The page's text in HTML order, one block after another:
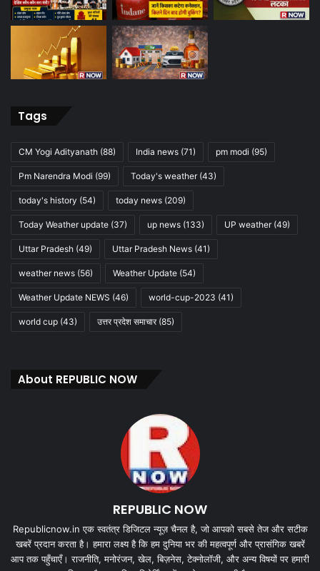
Tags
CM Yogi Adityanath (88) India news (71) pm modi (95)
Pm Narendra Modi (99) Today's weather(43)
today's history (54) today news (209)
Today Weather update (37) up news (133) UP weather(49)
Uttar Pradesh (49) Uttar Pradesh News (41)
weather news (56) Weather Update (54)
Weather Update NEWS (46) world-cup-2023 (41)
world cup (43) उत्तर प्रदेश समाचार(85)
About REPUBLIC NOW
REPUBLIC NOW
Republicnow.in एक स्वतंत्र डिजिटल न्यूज़ चैनल है, जो आपको सबसे तेज और सटीक
खबरें प्रदान करता है। हमारा लक्ष्य है कि हम दुनिया भर की महत्वपूर्ण और प्रासंगिक खबरें
आप तक पहुँचाएँ। राजनीति, मनोरंजन, खेल, बिज़नेस, टेक्नोलॉजी, और अन्य विषयों पर हमारी